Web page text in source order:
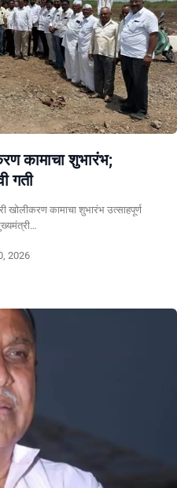
कामाचा शुभारंभ;
गती
खोलीकरण कामाचा शुभारंभ उत्साहपूर्ण
2026